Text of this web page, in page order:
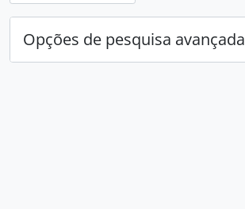
Opções de pesquisa avançada